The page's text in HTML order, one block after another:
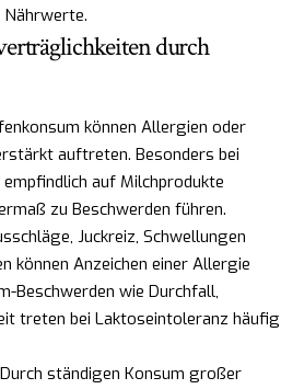
durch
können Allergien oder
auftreten. Besonders bei
empfindlich auf Milchprodukte
zu Beschwerden führen.
Juckreiz, Schwellungen
können Anzeichen einer Allergie
Beschwerden wie Durchfall,
treten bei Laktoseintoleranz häufig
ständigen Konsum großer